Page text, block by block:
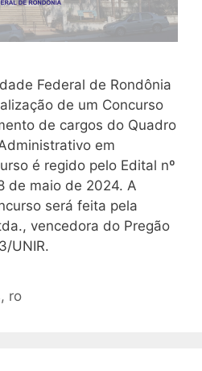
Federal de Rondônia
de um Concurso
de cargos do Quadro
em
é regido pelo Edital nº
de maio de 2024. A
será feita pela
vencedora do Pregão
UNIR.
, ro